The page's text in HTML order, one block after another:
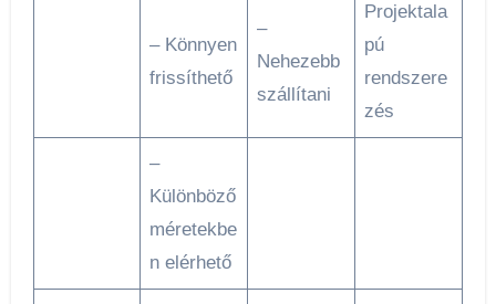
– Könnyen
frissíthető
–
Nehezebb
szállítani
Projektala
pú
rendszere
zés
–
Különböző
méretekbe
n elérhető